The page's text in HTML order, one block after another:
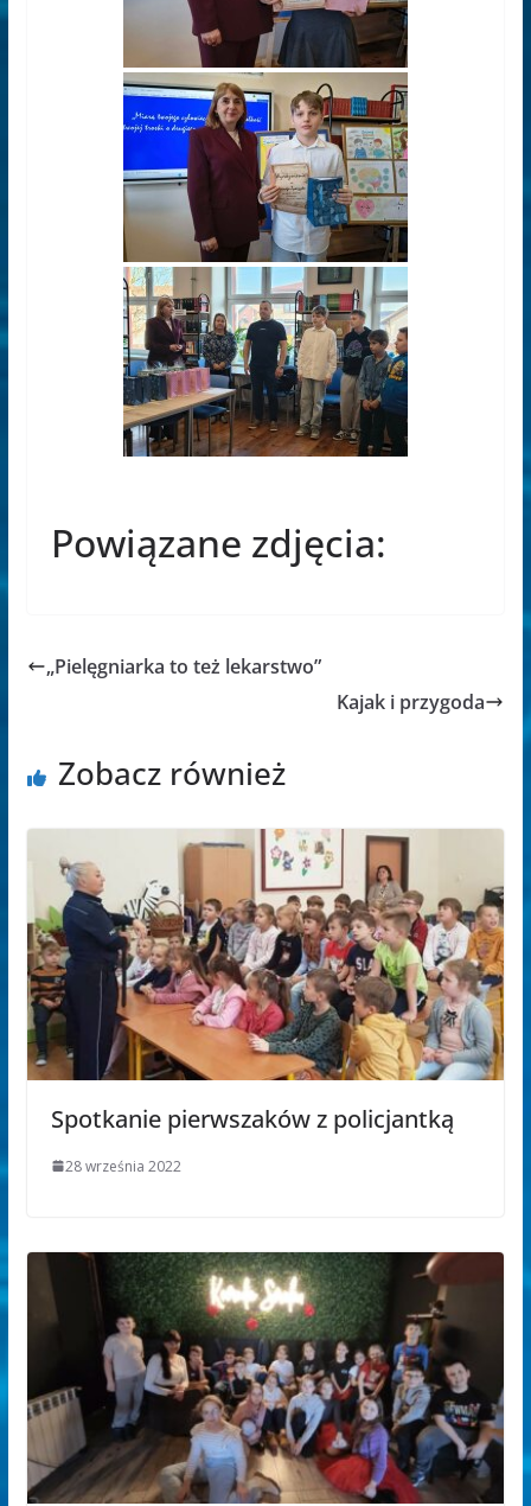
Powiązane zdjęcia:
„Pielęgniarka to też lekarstwo”
Kajak i przygoda
Zobacz również
Spotkanie pierwszaków z policjantką
28 września 2022